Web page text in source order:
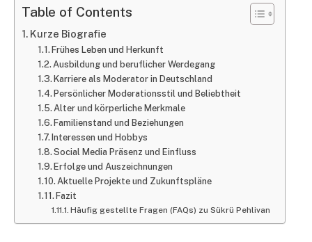
Table of Contents
Kurze Biografie
Frühes Leben und Herkunft
Ausbildung und beruflicher Werdegang
Karriere als Moderator in Deutschland
Persönlicher Moderationsstil und Beliebtheit
Alter und körperliche Merkmale
Familienstand und Beziehungen
Interessen und Hobbys
Social Media Präsenz und Einfluss
Erfolge und Auszeichnungen
Aktuelle Projekte und Zukunftspläne
Fazit
Häufig gestellte Fragen (FAQs) zu Sükrü Pehlivan